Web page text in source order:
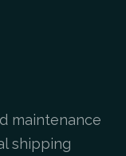
maintenance
shipping